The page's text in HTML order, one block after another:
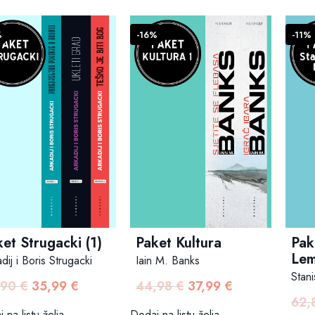
Strugacki (1)
i Boris Strugacki
€ Izvorna
35,99 €Trenutna
-16%
Paket Kultura
Iain M. Banks
44,98€ Izvorna
37,99 €Trenutna
-11%